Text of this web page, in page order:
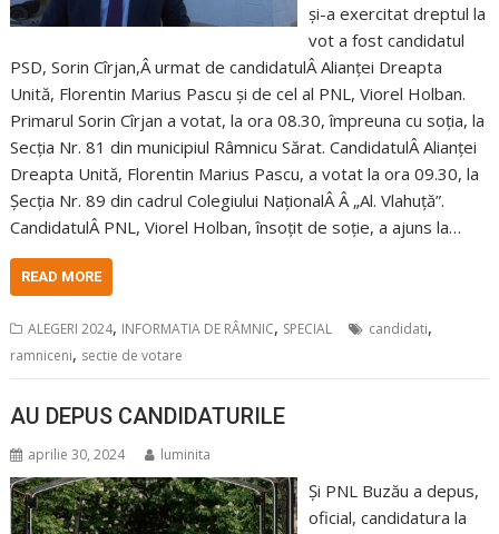
și-a exercitat dreptul la
vot a fost candidatul
PSD, Sorin Cîrjan,Â urmat de candidatulÂ Alianței Dreapta
Unită, Florentin Marius Pascu și de cel al PNL, Viorel Holban.
Primarul Sorin Cîrjan a votat, la ora 08.30, împreuna cu soția, la
Secția Nr. 81 din municipiul Râmnicu Sărat. CandidatulÂ Alianței
Dreapta Unită, Florentin Marius Pascu, a votat la ora 09.30, la
Șecția Nr. 89 din cadrul Colegiului NaționalÂ Â „Al. Vlahuță”.
CandidatulÂ PNL, Viorel Holban, însoțit de soție, a ajuns la…
READ MORE
ALEGERI 2024, INFORMATIA DE RÂMNIC, SPECIAL candidati,
ramniceni, sectie de votare
AU DEPUS CANDIDATURILE
aprilie 30, 2024 luminita
Și PNL Buzău a depus,
oficial, candidatura la